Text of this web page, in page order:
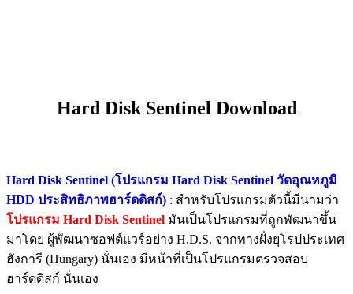
Hard Disk Sentinel Download
Hard Disk Sentinel (โปรแกรม Hard Disk Sentinel วัดอุณหภูมิ
HDD ประสิทธิภาพฮาร์ดดิสก์) : สำหรับโปรแกรมตัวนี้มีนามว่า
โปรแกรม Hard Disk Sentinel มันเป็นโปรแกรมที่ถูกพัฒนาขึ้น
มาโดย ผู้พัฒนาซอฟต์แวร์อย่าง H.D.S. จากทางฝั่งยุโรปประเทศ
ฮังการี (Hungary) นั่นเอง มีหน้าที่เป็นโปรแกรมตรวจสอบ
ฮาร์ดดิสก์ นั่นเอง